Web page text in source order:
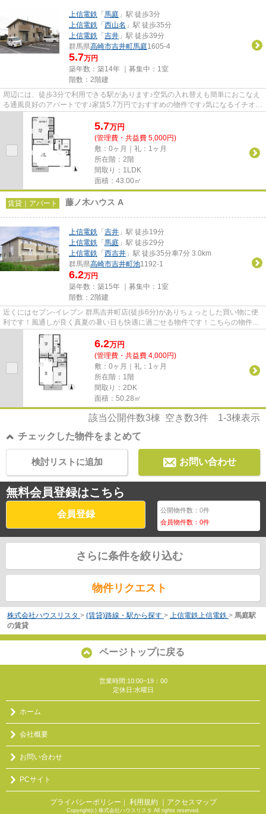
上信電鉄 「 馬庭 」駅 徒歩3分
上信電鉄 「 西山名 」駅 徒歩35分
上信電鉄 「 吉井 」駅 徒歩39分
群馬県高崎市吉井町馬庭1605-4
5.7万円
築年数：築14年 ｜募集中： 1室
階数：2階建
周辺には、徒歩3分で利用できる駅があります♪空気の入れ替えも簡単におこなえ
る通風良好のアパートです♪家賃5.7万円でおすすめの物件です♪気になるイチオシ
物件情報：「ルミナス・オリ...
5.7万円
(管理費・共益費 5,000円)
敷：0ヶ月｜礼：1ヶ月
所在階：2階
間取り：1LDK
面積：43.00㎡
賃貸｜アパート 藤ノ木ハウス A
上信電鉄 「 吉井 」駅 徒歩19分
上信電鉄 「 馬庭 」駅 徒歩29分
上信電鉄 「 西吉井 」駅 徒歩35分車7分 3.0km
群馬県高崎市吉井町池1192-1
6.2万円
築年数：築15年 ｜募集中： 1室
階数：2階建
近くにはセブン‐イレブン 群馬吉井町店(徒歩6分)がありちょっとした買い物に便
利です！風通しが良く真夏の暑い日も快適に過ごせる物件です！こちらの物件の
家賃は6.2万です！当社イチ...
6.2万円
(管理費・共益費 4,000円)
敷：0ヶ月｜礼：1ヶ月
所在階：1階
間取り：2DK
面積：50.28㎡
該当公開件数3棟 空き数3件 1-3棟表示
チェックした物件をまとめて
お問い合わせ
検討リストに追加
無料会員登録はこちら
会員登録 公開物件数：0件
会員物件数：0件
さらに条件を絞り込む
物件リクエスト
株式会社ハウスリスタ > (賃貸)路線・駅から探す > 上信電鉄上信電鉄 > 馬庭駅
の賃貸
ページトップに戻る
営業時間:10:00~19：00
定休日:水曜日
ホーム
会社概要
お問い合わせ
PCサイト
プライバシーポリシー ｜ 利用規約 ｜アクセスマップ
Copyright(c) 株式会社ハウスリスタ All rights reserved.